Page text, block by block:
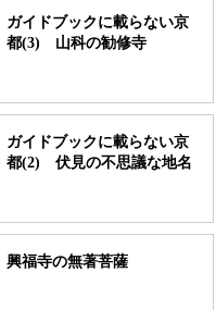
ガイドブックに載らない京
都(3) 山科の勧修寺
ガイドブックに載らない京
都(2) 伏見の不思議な地名
興福寺の無著菩薩